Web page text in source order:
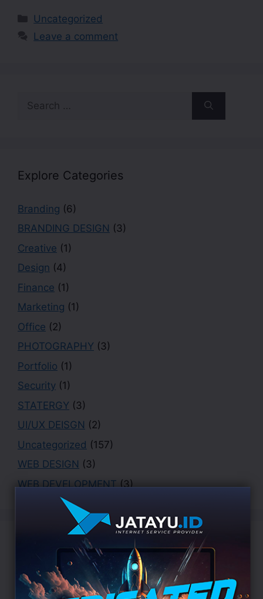
Uncategorized
Leave a comment
Explore Categories
Branding (6)
BRANDING DESIGN (3)
Creative (1)
Design (4)
Finance (1)
Marketing (1)
Office (2)
PHOTOGRAPHY (3)
Portfolio (1)
Security (1)
STATERGY (3)
UI/UX DEISGN (2)
Uncategorized (157)
WEB DESIGN (3)
WEB DEVELOPMENT (3)
Popular Tags
Algorithm APPSBOOK Business CHARITY